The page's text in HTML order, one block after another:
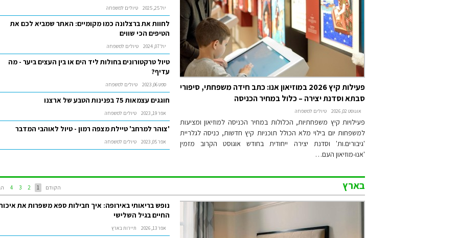
פעילות קיץ 2026 במוזיאון אנו: כתב חידה משפחתי, סיפורי
סבתא וסדנת יצירה – כלול במחיר הכניסה
אוגוסט 02, 2026 טיולים למשפחה
פעילויות קיץ משפחתיות, הכלולות במחיר הכניסה למוזיאון ומציעות
למשפחות יום בילוי מלא הכולל תוכניות קיץ חדשות, כניסה לגלריית
'גיבורים.ות' וסדנת יצירה ייחודית בחודש אוגוסט הקרוב מזמין
'אנו-מוזיאון העם…
יול 25, 2025 טיולים למשפחה
לחוות את ברצלונה כמו מקומיים: האתר שמביא לכם את
הטיפים הכי שווים
יול 07, 2024 טיולים למשפחה
טיול טרקטורונים בחולות ליד הים או בין העצים ביער - מה
עדיף?
ספט 06, 2023 טיולים למשפחה
חוגגים עצמאות 75 בפנינות הטבע של ארצנו
אפר 19, 2023 טיולים למשפחה
'צוהר למרחב' טיילת מצפה רמון - טיול לאוהבי המדבר
אפר 05, 2023 טיולים למשפחה
בארץ
נופש בריאותי באירופה: איך חבילות ספא משפרות את
החיים בגיל השלישי
אפר 13, 2026 תיירות בארץ
הקודם 1
2
3
4